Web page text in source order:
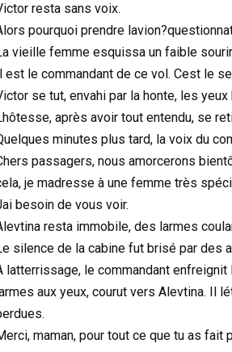
resta sans voix.
pourquoi prendre
vieille femme esquissa un faible
est le commandant de ce vol. Cest le
se tut, envahi par la honte, les
après avoir tout entendu, se
minutes plus tard, la voix du
passagers, nous amorcerons
je madresse à une femme très
besoin de vous voir.
resta immobile, des larmes
silence de la cabine fut brisé par des
latterrissage, le commandant
aux yeux, courut vers Alevtina. Il
maman, pour tout ce que tu as fait